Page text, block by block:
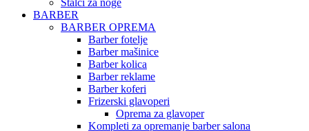
Stalci za noge
BARBER
BARBER OPREMA
Barber fotelje
Barber mašinice
Barber kolica
Barber reklame
Barber koferi
Frizerski glavoperi
Oprema za glavoper
Kompleti za opremanje barber salona